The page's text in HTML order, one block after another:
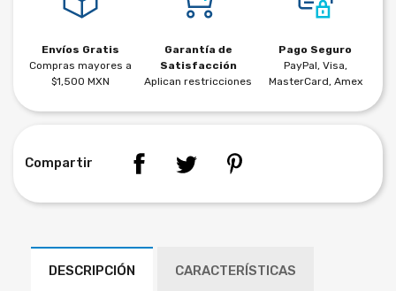
Envíos Gratis
Compras mayores a
$1,500 MXN
Garantía de
Satisfacción
Aplican restricciones
Pago Seguro
PayPal, Visa,
MasterCard, Amex
Compartir
DESCRIPCIÓN CARACTERÍSTICAS